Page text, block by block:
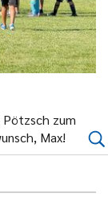
Pötzsch zum
Max!